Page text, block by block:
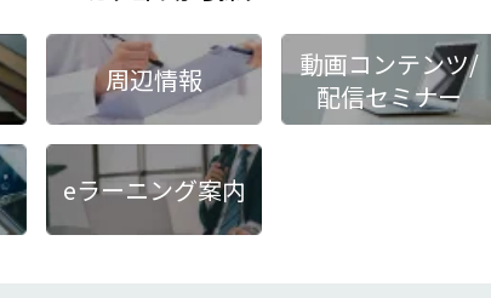
周辺情報
動画コンテンツ/
配信セミナー
eラーニング案内